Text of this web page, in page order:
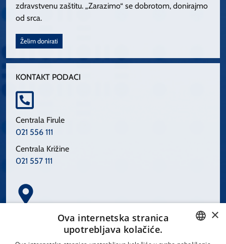
zdravstvenu zaštitu. „Zarazimo“ se dobrotom, donirajmo
od srca.
Želim donirati
KONTAKT PODACI
Centrala Firule
021 556 111
Centrala Križine
021 557 111
Spinčićeva 1, 21000 Split
CROATIAN
×
Ova internetska stranica
upotrebljava kolačiće.